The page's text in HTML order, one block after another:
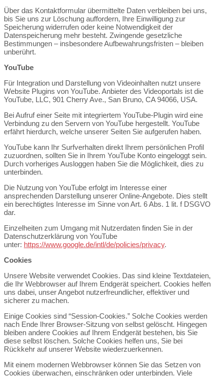
Über das Kontaktformular übermittelte Daten verbleiben bei uns,
bis Sie uns zur Löschung auffordern, Ihre Einwilligung zur
Speicherung widerrufen oder keine Notwendigkeit der
Datenspeicherung mehr besteht. Zwingende gesetzliche
Bestimmungen – insbesondere Aufbewahrungsfristen – bleiben
unberührt.
YouTube
Für Integration und Darstellung von Videoinhalten nutzt unsere
Website Plugins von YouTube. Anbieter des Videoportals ist die
YouTube, LLC, 901 Cherry Ave., San Bruno, CA 94066, USA.
Bei Aufruf einer Seite mit integriertem YouTube-Plugin wird eine
Verbindung zu den Servern von YouTube hergestellt. YouTube
erfährt hierdurch, welche unserer Seiten Sie aufgerufen haben.
YouTube kann Ihr Surfverhalten direkt Ihrem persönlichen Profil
zuzuordnen, sollten Sie in Ihrem YouTube Konto eingeloggt sein.
Durch vorheriges Ausloggen haben Sie die Möglichkeit, dies zu
unterbinden.
Die Nutzung von YouTube erfolgt im Interesse einer
ansprechenden Darstellung unserer Online-Angebote. Dies stellt
ein berechtigtes Interesse im Sinne von Art. 6 Abs. 1 lit. f DSGVO
dar.
Einzelheiten zum Umgang mit Nutzerdaten finden Sie in der
Datenschutzerklärung von YouTube
unter: https://www.google.de/intl/de/policies/privacy.
Cookies
Unsere Website verwendet Cookies. Das sind kleine Textdateien,
die Ihr Webbrowser auf Ihrem Endgerät speichert. Cookies helfen
uns dabei, unser Angebot nutzerfreundlicher, effektiver und
sicherer zu machen.
Einige Cookies sind “Session-Cookies.” Solche Cookies werden
nach Ende Ihrer Browser-Sitzung von selbst gelöscht. Hingegen
bleiben andere Cookies auf Ihrem Endgerät bestehen, bis Sie
diese selbst löschen. Solche Cookies helfen uns, Sie bei
Rückkehr auf unserer Website wiederzuerkennen.
Mit einem modernen Webbrowser können Sie das Setzen von
Cookies überwachen, einschränken oder unterbinden. Viele